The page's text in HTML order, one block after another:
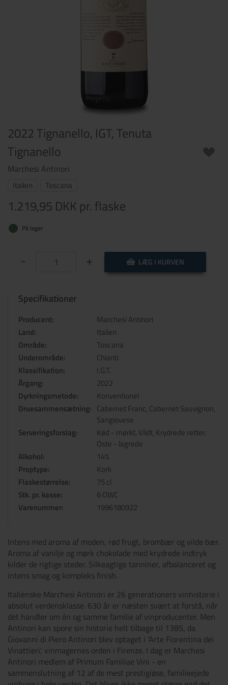
2022 Tignanello, IGT, Tenuta
Tignanello
Marchesi Antinori
Italien Toscana
1.219,95 DKK pr. flaske
På lager
- + LÆG I KURVEN
Specifikationer
Producent:
Marchesi Antinori
Land:
Italien
Område:
Toscana
Underområde:
Chianti
Klassifikation:
I.G.T.
Årgang:
2022
Dyrkningsmetode:
Konventionel
Druesammensætning: Cabernet Franc, Cabernet Sauvignon,
Sangiovese
Serveringsforslag:
Kød - mørkt, Vildt, Krydrede retter,
Oste - lagrede
Alkohol:
14%
Proptype:
Kork
Flaskestørrelse:
75 cl
Stk. pr. kasse:
6 OWC
Varenummer:
1996180922
Intens med aroma af moden, rød frugt, brombær og vilde bær.
Aroma af vanilje og mørk chokolade med krydrede indtryk
kilder de rigtige steder. Silkeagtige tanniner, afbalanceret og
intens smag og kompleks finish.
Italienske Marchesi Antinori er 26 generationers vinhistorie i
absolut verdensklasse. 630 år er næsten svært at forstå, når
det handler om én og samme familie af vinproducenter. Men
Antinori kan spore sin historie helt tilbage til 1385, da
Giovanni di Piero Antinori blev optaget i ’Arte Fiorentina dei
Vinattieri’, vinmagernes orden i Firenze. I dag er Marchesi
Antinori medlem af Primum Familiae Vini - en
sammenslutning af 12 af de mest prestigiøse, familieejede